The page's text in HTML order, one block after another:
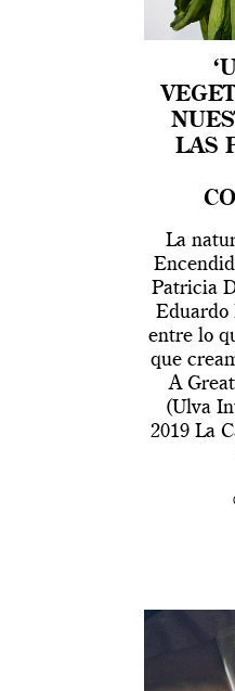
LAS
La
Patricia
Eduardo
entre lo
que
A
(Ulva
2019 La